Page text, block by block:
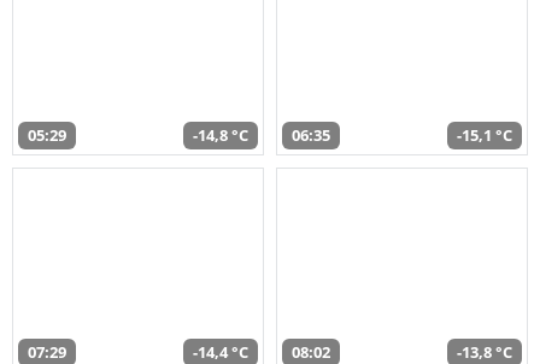
05:29 -14,8 °C 06:35 -15,1 °C
07:29 -14,4 °C 08:02 -13,8 °C